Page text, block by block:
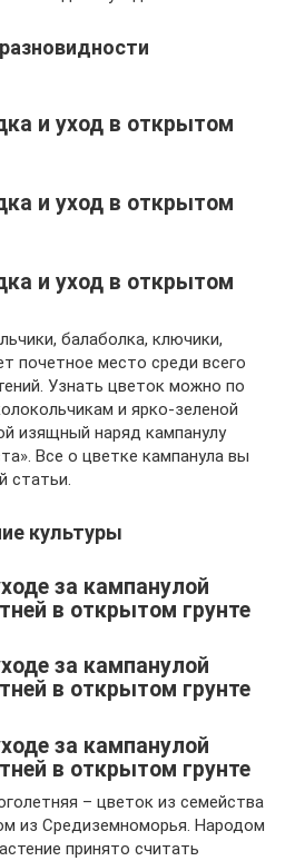
и уход в открытом
и уход в открытом
и уход в открытом
балаболка, ключики,
почетное место среди всего
Узнать цветок можно по
и ярко-зеленой
изящный наряд кампанулу
Все о цветке кампанула вы
статьи.
культуры
за кампанулой
в открытом грунте
за кампанулой
в открытом грунте
за кампанулой
в открытом грунте
– цветок из семейства
из Средиземноморья. Народом
принято считать